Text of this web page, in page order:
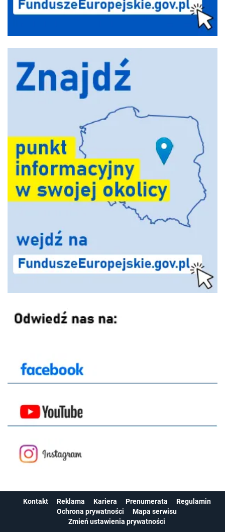
Kontakt Reklama Kariera Prenumerata
Regulamin
Ochrona prywatności
Mapa serwisu
Zmień ustawienia prywatności